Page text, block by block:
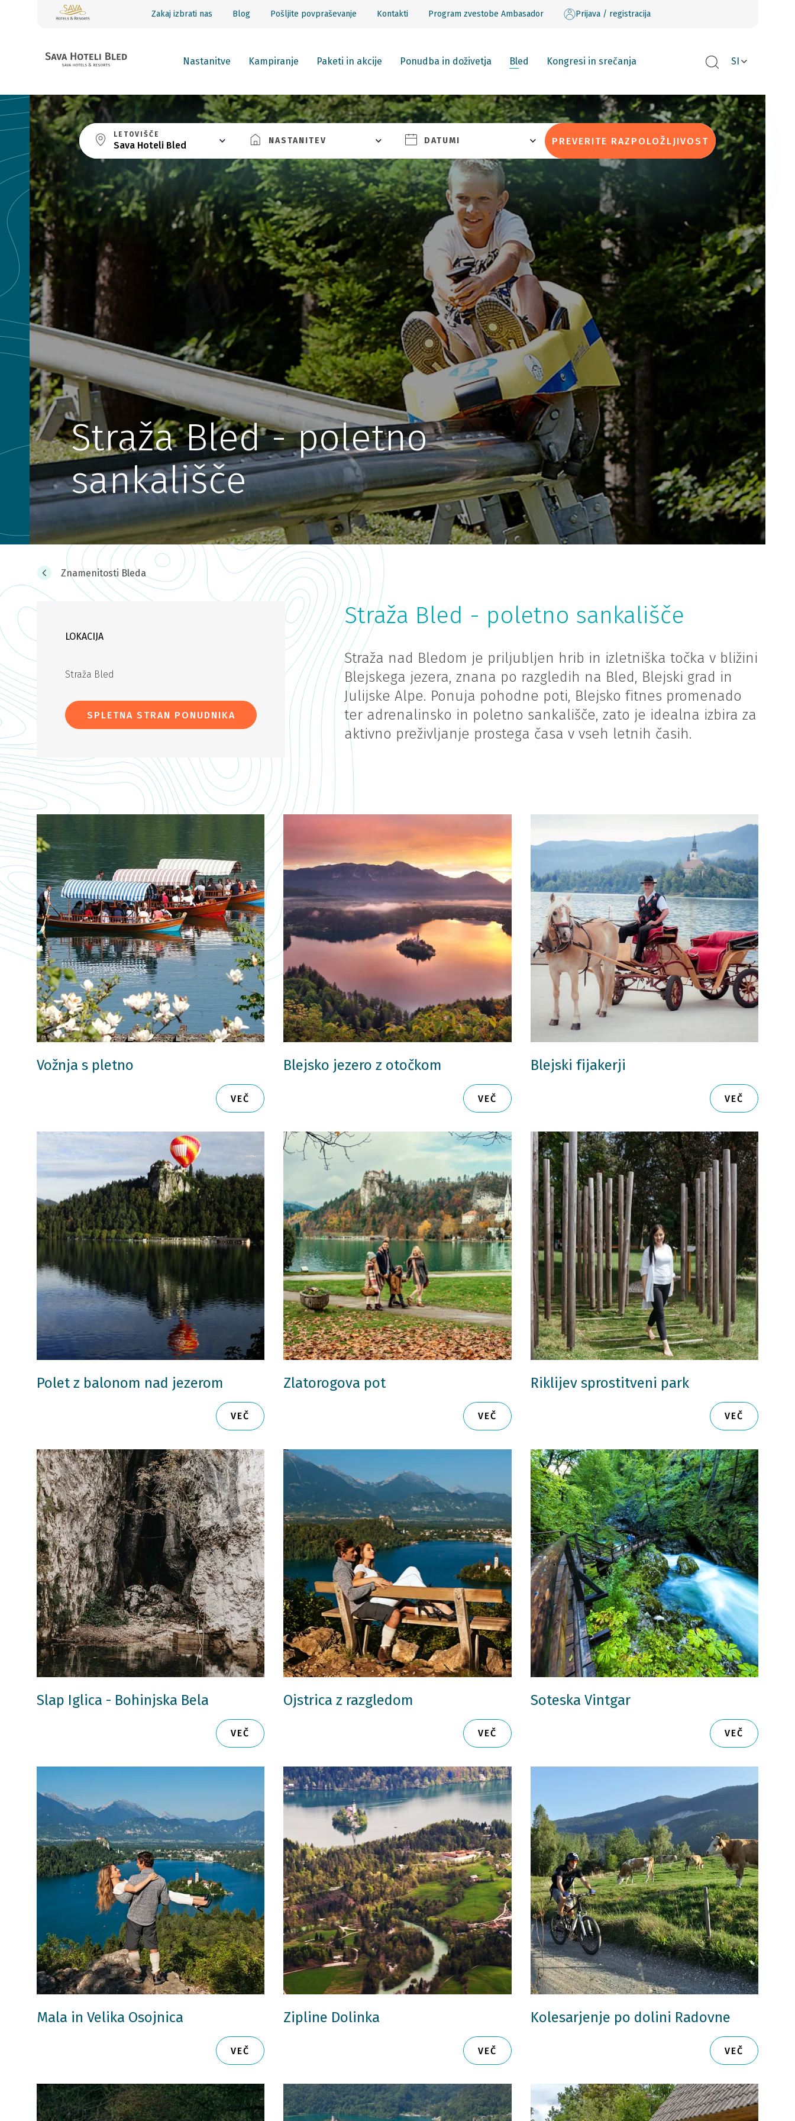
Zakaj izbrati nas Blog Pošljite povpraševanje Kontakti Program zvestobe Ambasador Prijava / registracija
Nastanitve Kampiranje Paketi in akcije Ponudba in doživetja Bled Kongresi in srečanja SI
LETOVIŠČE
Sava Hoteli Bled NASTANITEV DATUMI PREVERITE RAZPOLOŽLJIVOST
Straža Bled - poletno
sankališče
Znamenitosti Bleda
Straža Bled - poletno sankališče
Straža nad Bledom je priljubljen hrib in izletniška točka v bližini
Blejskega jezera, znana po razgledih na Bled, Blejski grad in
Julijske Alpe. Ponuja pohodne poti, Blejsko fitnes promenado
ter adrenalinsko in poletno sankališče, zato je idealna izbira za
aktivno preživljanje prostega časa v vseh letnih časih.
LOKACIJA
Straža Bled
SPLETNA STRAN PONUDNIKA
Vožnja s pletno
VEČ
Blejsko jezero z otočkom
VEČ
Blejski fijakerji
VEČ
Polet z balonom nad jezerom
VEČ
Zlatorogova pot
VEČ
Riklijev sprostitveni park
VEČ
Slap Iglica - Bohinjska Bela
VEČ
Ojstrica z razgledom
VEČ
Soteska Vintgar
VEČ
Mala in Velika Osojnica
VEČ
Zipline Dolinka
VEČ
Kolesarjenje po dolini Radovne
VEČ